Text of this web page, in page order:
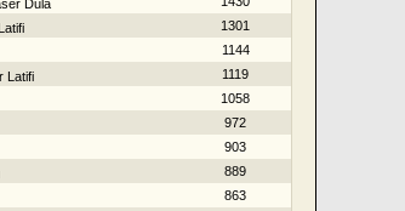
Dula
1301
1144
Latifi
1119
1058
972
903
889
863